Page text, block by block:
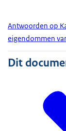
Antwoorden op
eigendommen
Dit